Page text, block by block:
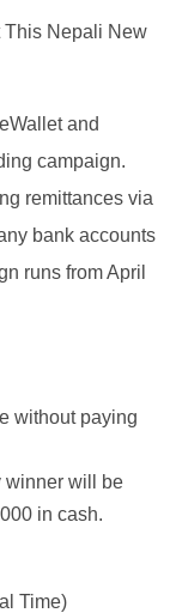
This Nepali New
and
campaign.
remittances via
bank accounts
runs from April
without paying
winner will be
in cash.
Time)